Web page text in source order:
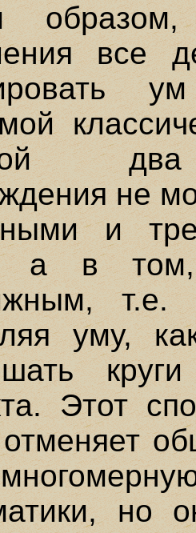
все
два
не
и
а в том,
т.е.
уму,
Этот
но